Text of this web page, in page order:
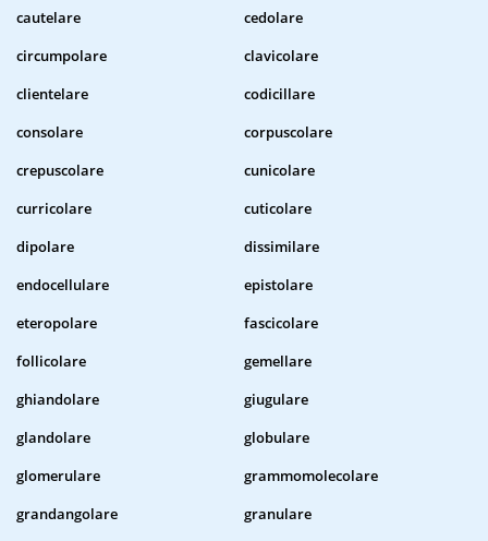
cautelare
cedolare
circumpolare
clavicolare
clientelare
codicillare
consolare
corpuscolare
crepuscolare
cunicolare
curricolare
cuticolare
dipolare
dissimilare
endocellulare
epistolare
eteropolare
fascicolare
follicolare
gemellare
ghiandolare
giugulare
glandolare
globulare
glomerulare
grammomolecolare
grandangolare
granulare